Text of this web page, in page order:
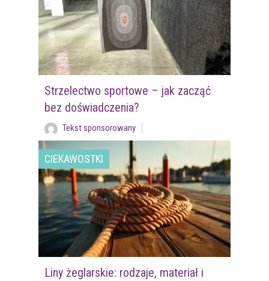
Strzelectwo sportowe – jak zacząć
bez doświadczenia?
Tekst sponsorowany
CIEKAWOSTKI
Liny żeglarskie: rodzaje, materiał i